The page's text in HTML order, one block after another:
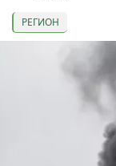
РЕГИОН